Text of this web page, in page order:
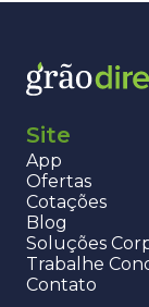
Site
App
Ofertas
Cotações
Blog
Soluções
Trabalhe
Contato